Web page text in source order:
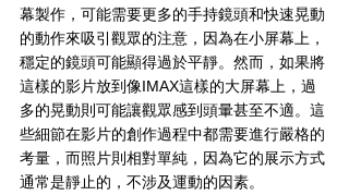
幕製作，可能需要更多的手持鏡頭和快速晃動
的動作來吸引觀眾的注意，因為在小屏幕上，
穩定的鏡頭可能顯得過於平靜。然而，如果將
這樣的影片放到像IMAX這樣的大屏幕上，過
多的晃動則可能讓觀眾感到頭暈甚至不適。這
些細節在影片的創作過程中都需要進行嚴格的
考量，而照片則相對單純，因為它的展示方式
通常是靜止的，不涉及運動的因素。